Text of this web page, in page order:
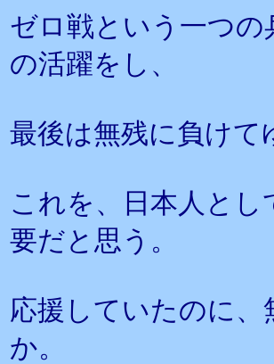
ゼロ戦という一つ
の活躍をし、
最後は無残に負けて
これを、日本人と
要だと思う。
応援していたのに
か。